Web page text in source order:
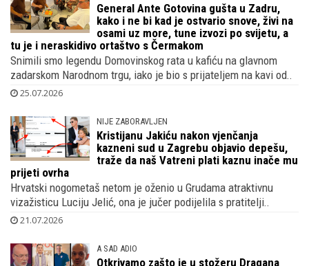
General Ante Gotovina gušta u Zadru,
kako i ne bi kad je ostvario snove, živi na
osami uz more, tune izvozi po svijetu, a
tu je i neraskidivo ortaštvo s Čermakom
Snimili smo legendu Domovinskog rata u kafiću na glavnom
zadarskom Narodnom trgu, iako je bio s prijateljem na kavi od..
25.07.2026
NIJE ZABORAVLJEN
Kristijanu Jakiću nakon vjenčanja
kazneni sud u Zagrebu objavio depešu,
traže da naš Vatreni plati kaznu inače mu
prijeti ovrha
Hrvatski nogometaš netom je oženio u Grudama atraktivnu
vizažisticu Luciju Jelić, ona je jučer podijelila s pratitelji..
21.07.2026
A SAD ADIO
Otkrivamo zašto je u stožeru Dragana